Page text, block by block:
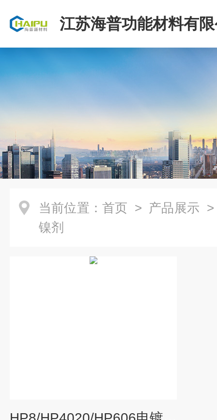
江苏海普功能材料有
当前位置： 首页 > 产品展示
镍剂